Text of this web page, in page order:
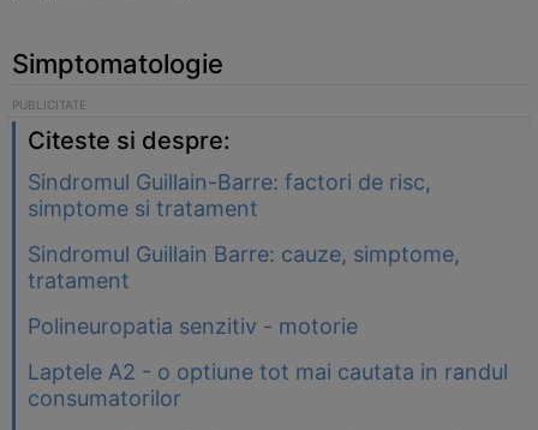
Simptomatologie
Citeste si despre:
Sindromul Guillain-Barre: factori de risc,
simptome si tratament
Sindromul Guillain Barre: cauze, simptome,
tratament
Polineuropatia senzitiv - motorie
Laptele A2 - o optiune tot mai cautata in randul
consumatorilor